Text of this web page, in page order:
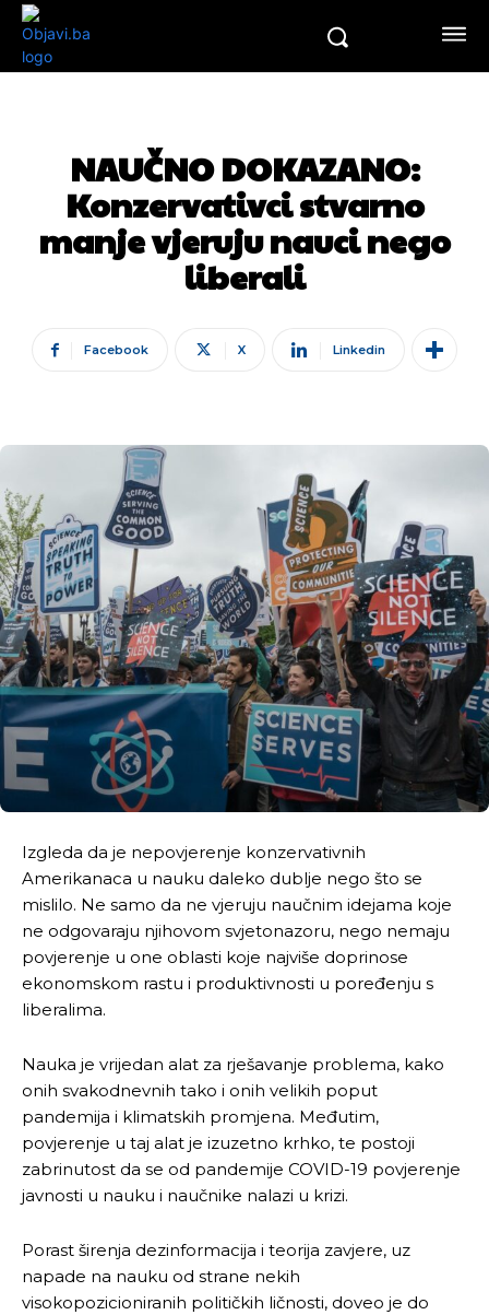
NAUČNO DOKAZANO:
Konzervativci stvarno
manje vjeruju nauci nego
liberali
Facebook X Linkedin
Izgleda da je nepovjerenje konzervativnih
Amerikanaca u nauku daleko dublje nego što se
mislilo. Ne samo da ne vjeruju naučnim idejama koje
ne odgovaraju njihovom svjetonazoru, nego nemaju
povjerenje u one oblasti koje najviše doprinose
ekonomskom rastu i produktivnosti u poređenju s
liberalima.
Nauka je vrijedan alat za rješavanje problema, kako
onih svakodnevnih tako i onih velikih poput
pandemija i klimatskih promjena. Međutim,
povjerenje u taj alat je izuzetno krhko, te postoji
zabrinutost da se od pandemije COVID-19 povjerenje
javnosti u nauku i naučnike nalazi u krizi.
Porast širenja dezinformacija i teorija zavjere, uz
napade na nauku od strane nekih
visokopozicioniranih političkih ličnosti, doveo je do